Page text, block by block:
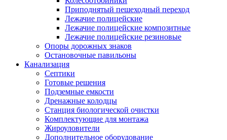
Приподнятый пешеходный переход
Лежачие полицейские
Лежачие полицейские композитные
Лежачие полицейские резиновые
Опоры дорожных знаков
Остановочные павильоны
Канализация
Септики
Готовые решения
Подземные емкости
Дренажные колодцы
Станция биологической очистки
Комплектующие для монтажа
Жироуловители
Дополнительное оборудование